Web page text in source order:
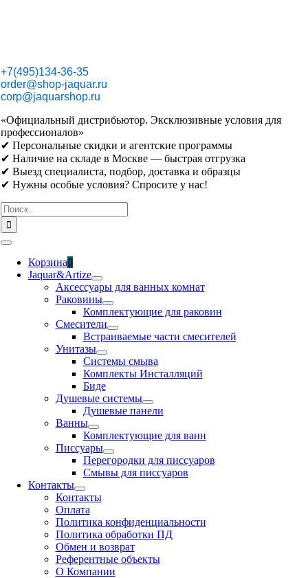
+7(495)134-36-35
order@shop-jaquar.ru
corp@jaquarshop.ru
«Официальный дистрибьютор. Эксклюзивные условия для
профессионалов»
✔ Персональные скидки и агентские программы
✔ Наличие на складе в Москве — быстрая отгрузка
✔ Выезд специалиста, подбор, доставка и образцы
✔ Нужны особые условия? Спросите у нас!
Результат
поиска:
Toggle
NavigationКорзина0
Jaquar&Artize
Аксессуары для ванных комнат
Раковины
Комплектующие для раковин
Смесители
Встраиваемые части смесителей
Унитазы
Системы смыва
Комплекты Инсталляций
Биде
Душевые системы
Душевые панели
Ванны
Комплектующие для ванн
Писсуары
Перегородки для писсуаров
Смывы для писсуаров
Контакты
Контакты
Оплата
Политика конфиденциальности
Политика обработки ПД
Обмен и возврат
Референтные объекты
О Компании